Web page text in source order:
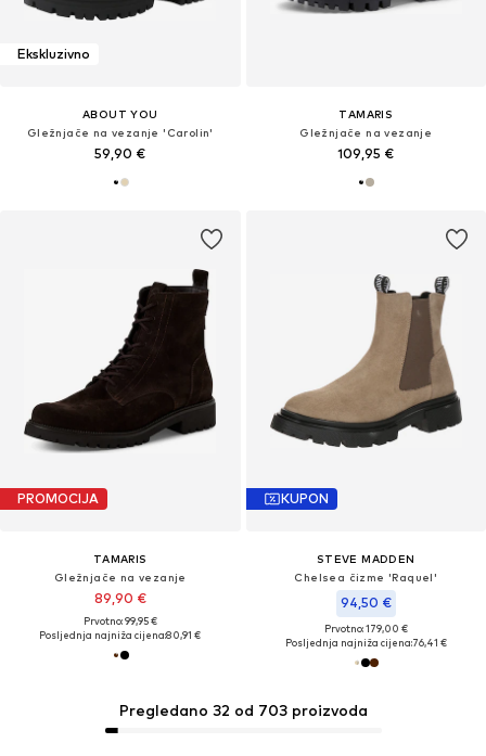
Ekskluzivno
ABOUT YOU
Gležnjače na vezanje 'Carolin'
59,90 €
TAMARIS
Gležnjače na vezanje
109,95 €
PROMOCIJA
TAMARIS
Gležnjače na vezanje
89,90 €
Prvotno: 99,95 €
Posljednja najniža cijena:80,91 €
KUPON
STEVE MADDEN
Chelsea čizme 'Raquel'
94,50 €
Prvotno: 179,00 €
Posljednja najniža cijena:76,41 €
Pregledano 32 od 703 proizvoda